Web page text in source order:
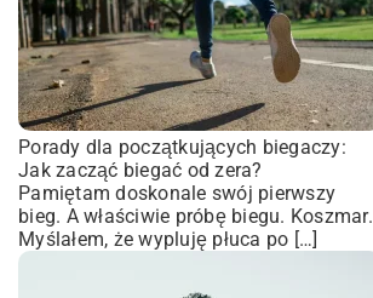
Porady dla początkujących biegaczy:
Jak zacząć biegać od zera?
Pamiętam doskonale swój pierwszy
bieg. A właściwie próbę biegu. Koszmar.
Myślałem, że wypluję płuca po […]